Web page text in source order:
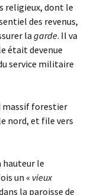
religieux, dont le
des revenus,
la garde. Il va
était devenue
service militaire
massif forestier
nord, et file vers
le
un « vieux
la paroisse de